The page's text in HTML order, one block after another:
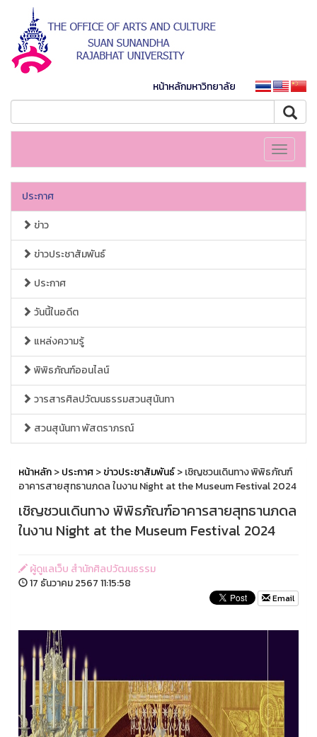
หน้าหลักมหาวิทยาลัย
Toggle
ประกาศ
ข่าว
ข่าวประชาสัมพันธ์
ประกาศ
วันนี้ในอดีต
แหล่งความรู้
พิพิธภัณฑ์ออนไลน์
วารสารศิลปวัฒนธรรมสวนสุนันทา
สวนสุนันทา พัสตราภรณ์
หน้าหลัก>ประกาศ>ข่าวประชาสัมพันธ์> เชิญชวนเดินทาง พิพิธภัณฑ์
อาคารสายสุทธานภดล ในงาน Night at the Museum Festival 2024
เชิญชวนเดินทาง พิพิธภัณฑ์อาคารสายสุทธานภดล
ในงาน Night at the Museum Festival 2024
ผู้ดูแลเว็บ สำนักศิลปวัฒนธรรม
17 ธันวาคม 2567 11:15:58
Email